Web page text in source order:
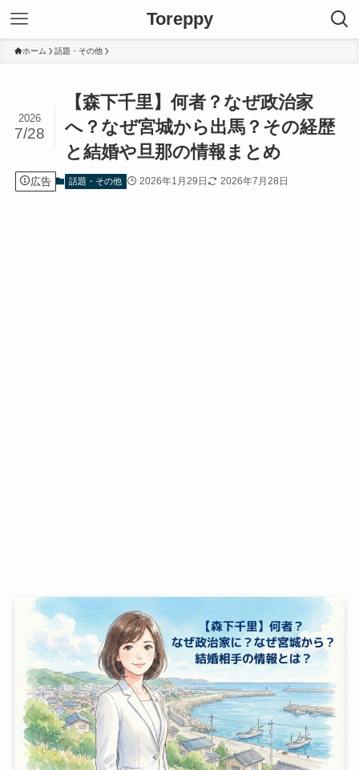
Toreppy
ホーム 話題・その他
【森下千里】何者？なぜ政治家
へ？なぜ宮城から出馬？その経歴
と結婚や旦那の情報まとめ
2026
7/28
広告 話題・その他 2026年1月29日 2026年7月28日